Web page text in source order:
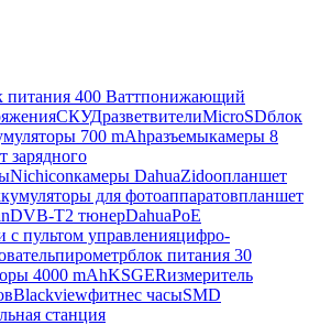
питания 400 Ваттпонижающий
СКУДразветвителиMicroSDблок
700 mAhразъемыкамеры 8
зарядного
Nichiconкамеры DahuaZidooпланшет
для фотоаппаратовпланшет
DVB-T2 тюнерDahuaPoE
пультом управленияцифро-
пирометрблок питания 30
4000 mAhKSGERизмеритель
Blackviewфитнес часыSMD
станция